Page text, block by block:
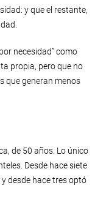
y que el restante,
necesidad” como
propia, pero que no
que generan menos
de 50 años. Lo único
Desde hace siete
desde hace tres optó